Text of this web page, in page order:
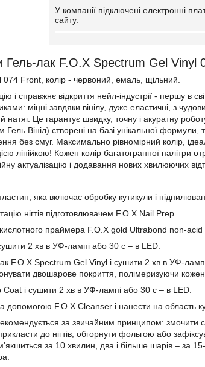
У компанії підключені електронні
сайту.
Гель-лак F.O.X Spectrum Gel
Front, колір - червоний, емаль, щільний.
і справжнє відкриття нейл-індустрії - першу в
міцні завдяки вінілу, дуже еластичні, з
Це гарантує швидку, точну і акуратну
Вініл) створені на базі унікальної формули,
без смуг. Максимально рівномірний колір,
лінійкою! Кожен колір багатогранної палітри
актуалізацію і додавання нових хвилюючих
яка включає обробку кутикули і
нігтів підготовлювачем F.O.X Nail Prep.
праймера F.O.X gold Ultrabond non-acid
2 хв в УФ-лампі або 30 с – в LED.
F.O.X Spectrum Gel Vinyl і сушити 2 хв в УФ-
двошарове покриття, полімеризуючи
і сушити 2 хв в УФ-лампі або 30 с – в LED.
допомогою F.O.X Cleanser і нанести на область
за звичайним принципом: змочити
до нігтів, обгорнути фольгою або
за 10 хвилин, два і більше шарів – за 15-